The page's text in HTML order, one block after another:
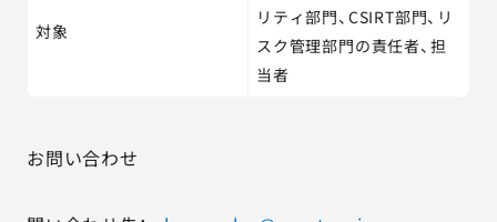
対象
リティ部門、CSIRT部門、リ
スク管理部門の責任者、担
当者
お問い合わせ